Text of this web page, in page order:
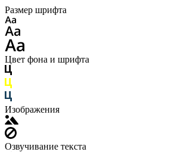
Размер шрифта
Цвет фона и шрифта
Изображения
Озвучивание текста